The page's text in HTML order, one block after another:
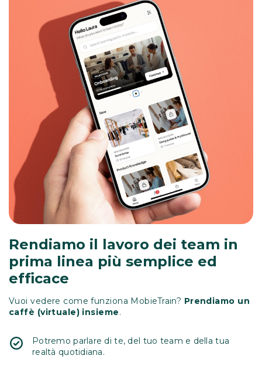
Rendiamo il lavoro dei team in
prima linea più semplice ed
efficace
Vuoi vedere come funziona MobieTrain? Prendiamo un
caffè (virtuale) insieme.
Potremo parlare di te, del tuo team e della tua
realtà quotidiana.